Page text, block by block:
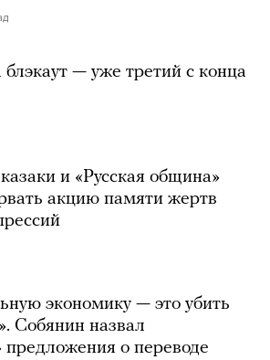
блэкаут — уже третий с конца
и «Русская община»
акцию памяти жертв
экономику — это убить
Собянин назвал
о переводе